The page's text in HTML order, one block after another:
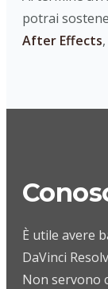
potrai
After Effects
È utile avere
DaVinci
Non servono